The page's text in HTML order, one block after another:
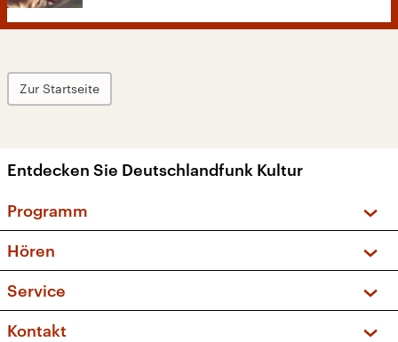
Zur Startseite
Entdecken Sie Deutschlandfunk Kultur
Programm
Sendungen und Podcasts
Musikliste
Kakadu – Das Kinderprogramm
Hören
Frequenzen (UKW + DAB+)
Service
FAQ
Kontakt